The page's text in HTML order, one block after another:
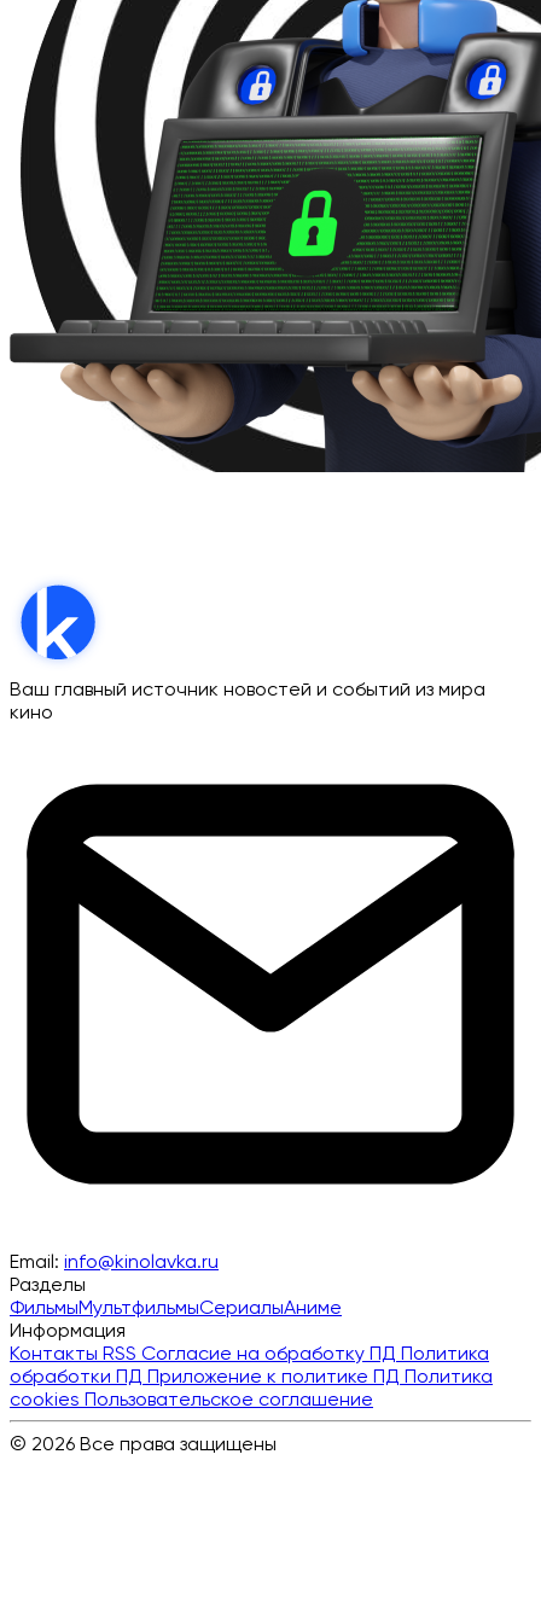
Ваш главный источник новостей и событий из мира
кино
Email: info@kinolavka.ru
Разделы
ФильмыМультфильмыСериалыАниме
Информация
Контакты RSS Согласие на обработку ПД Политика
обработки ПД Приложение к политике ПД Политика
cookies Пользовательское соглашение
© 2026 Все права защищены